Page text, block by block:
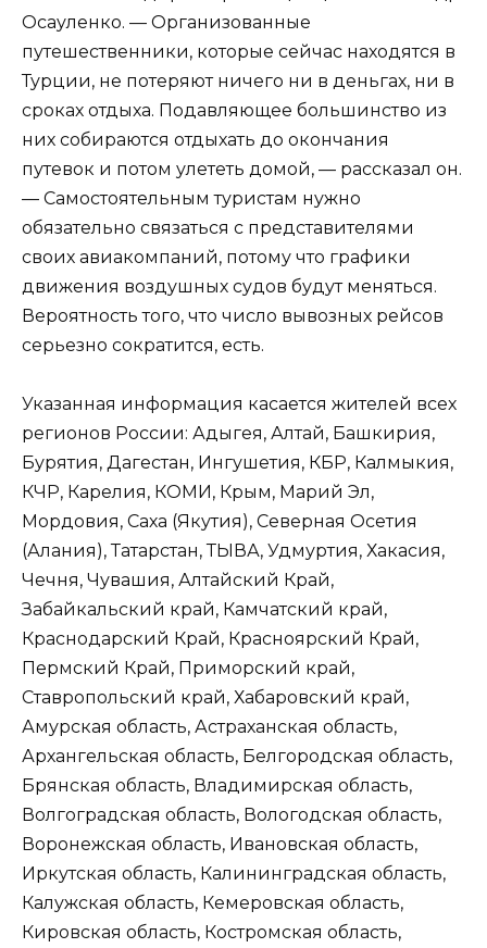
Осауленко. — Организованные
путешественники, которые сейчас находятся в
Турции, не потеряют ничего ни в деньгах, ни в
сроках отдыха. Подавляющее большинство из
них собираются отдыхать до окончания
путевок и потом улететь домой, — рассказал он.
— Самостоятельным туристам нужно
обязательно связаться с представителями
своих авиакомпаний, потому что графики
движения воздушных судов будут меняться.
Вероятность того, что число вывозных рейсов
серьезно сократится, есть.
Указанная информация касается жителей всех
регионов России: Адыгея, Алтай, Башкирия,
Бурятия, Дагестан, Ингушетия, КБР, Калмыкия,
КЧР, Карелия, КОМИ, Крым, Марий Эл,
Мордовия, Саха (Якутия), Северная Осетия
(Алания), Татарстан, ТЫВА, Удмуртия, Хакасия,
Чечня, Чувашия, Алтайский Край,
Забайкальский край, Камчатский край,
Краснодарский Край, Красноярский Край,
Пермский Край, Приморский край,
Ставропольский край, Хабаровский край,
Амурская область, Астраханская область,
Архангельская область, Белгородская область,
Брянская область, Владимирская область,
Волгоградская область, Вологодская область,
Воронежская область, Ивановская область,
Иркутская область, Калининградская область,
Калужская область, Кемеровская область,
Кировская область, Костромская область,